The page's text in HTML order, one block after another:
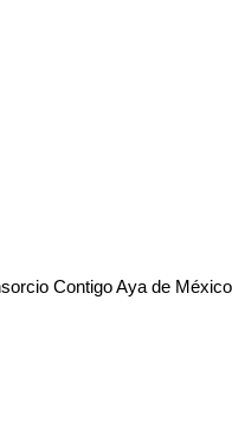
Contigo Aya de